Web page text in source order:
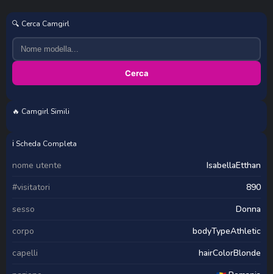
🔍 Cerca Camgirl
Cerca
🔥 Camgirl Simili
ℹ️ Scheda Completa
nome utente
IsabellaEtthan
#visitatori
890
sesso
Donna
corpo
bodyTypeAthletic
capelli
hairColorBlonde